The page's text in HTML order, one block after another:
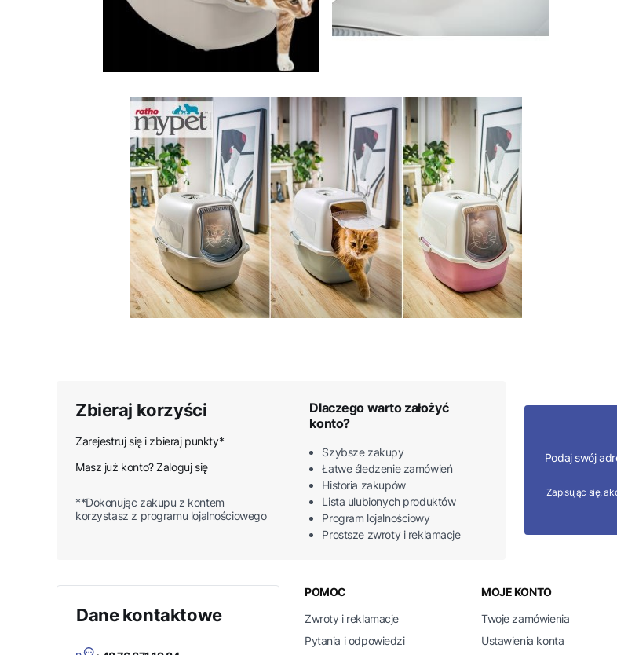
Zbieraj korzyści
Zarejestruj się i zbieraj punkty*
Masz już konto? Zaloguj się
**Dokonując zakupu z kontem
korzystasz z programu lojalnościowego
Dlaczego warto założyć
konto?
Szybsze zakupy
Łatwe śledzenie zamówień
Historia zakupów
Lista ulubionych produktów
Program lojalnościowy
Prostsze zwroty i reklamacje
Podaj swój
Zapisując się,
Dane kontaktowe
Linki w stopce
POMOC
Zwroty i reklamacje
Pytania i odpowiedzi
MOJE KONTO
Twoje zamówienia
Ustawienia konta